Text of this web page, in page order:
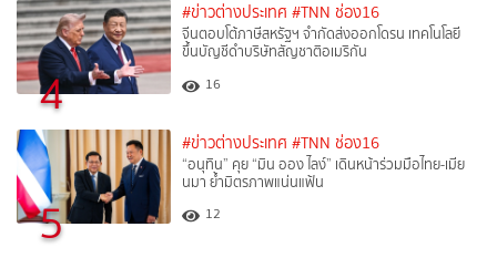
4
#ข่าวต่างประเทศ #TNN ช่อง16
จีนตอบโต้ภาษีสหรัฐฯ จำกัดส่งออกโดรน เทคโนโลยี
ขึ้นบัญชีดำบริษัทสัญชาติอเมริกัน
16
5
#ข่าวต่างประเทศ #TNN ช่อง16
“อนุทิน” คุย “มิน ออง ไลง์” เดินหน้าร่วมมือไทย-เมีย
นมา ย้ำมิตรภาพแน่นแฟ้น
12